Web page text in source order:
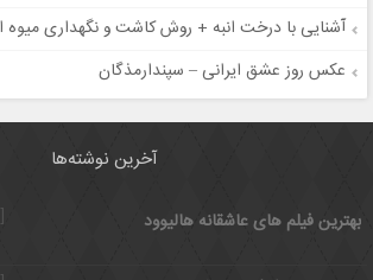
آشنایی با درخت انبه + روش کاشت و نگهداری میوه
عکس روز عشق ایرانی – سپندارمذگان
آخرین نوشته‌ها
بهترین فیلم های عاشقانه هالیوود